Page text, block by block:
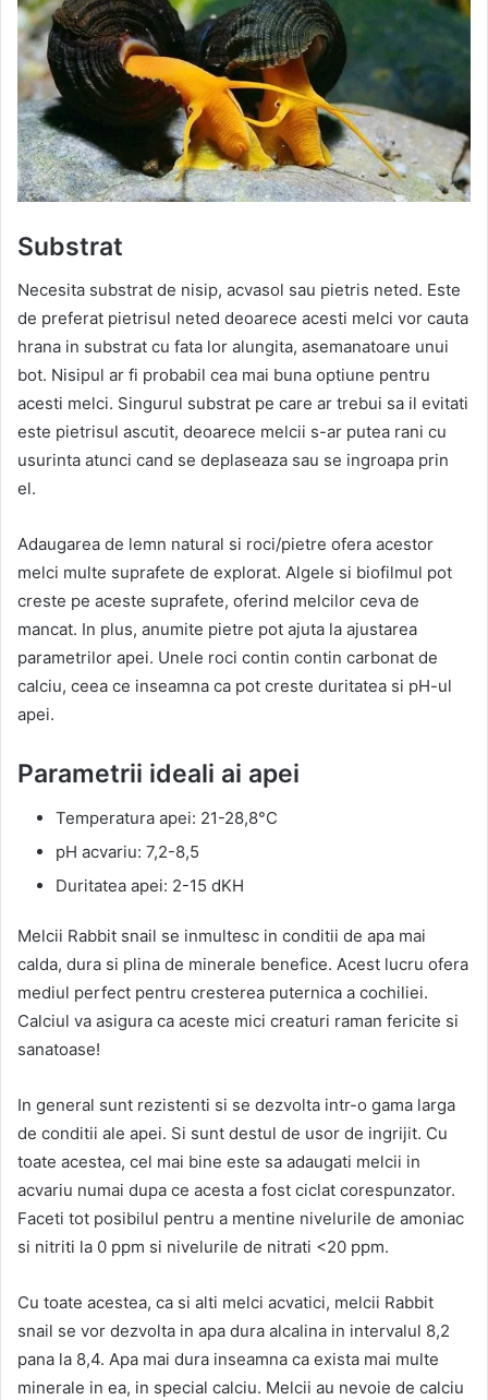
Substrat
Necesita substrat de nisip, acvasol sau pietris neted. Este
de preferat pietrisul neted deoarece acesti melci vor cauta
hrana in substrat cu fata lor alungita, asemanatoare unui
bot. Nisipul ar fi probabil cea mai buna optiune pentru
acesti melci. Singurul substrat pe care ar trebui sa il evitati
este pietrisul ascutit, deoarece melcii s-ar putea rani cu
usurinta atunci cand se deplaseaza sau se ingroapa prin
el.
Adaugarea de lemn natural si roci/pietre ofera acestor
melci multe suprafete de explorat. Algele si biofilmul pot
creste pe aceste suprafete, oferind melcilor ceva de
mancat. In plus, anumite pietre pot ajuta la ajustarea
parametrilor apei. Unele roci contin contin carbonat de
calciu, ceea ce inseamna ca pot creste duritatea si pH-ul
apei.
Parametrii ideali ai apei
Temperatura apei: 21-28,8°C
pH acvariu: 7,2-8,5
Duritatea apei: 2-15 dKH
Melcii Rabbit snail se inmultesc in conditii de apa mai
calda, dura si plina de minerale benefice. Acest lucru ofera
mediul perfect pentru cresterea puternica a cochiliei.
Calciul va asigura ca aceste mici creaturi raman fericite si
sanatoase!
In general sunt rezistenti si se dezvolta intr-o gama larga
de conditii ale apei. Si sunt destul de usor de ingrijit. Cu
toate acestea, cel mai bine este sa adaugati melcii in
acvariu numai dupa ce acesta a fost ciclat corespunzator.
Faceti tot posibilul pentru a mentine nivelurile de amoniac
si nitriti la 0 ppm si nivelurile de nitrati <20 ppm.
Cu toate acestea, ca si alti melci acvatici, melcii Rabbit
snail se vor dezvolta in apa dura alcalina in intervalul 8,2
pana la 8,4. Apa mai dura inseamna ca exista mai multe
minerale in ea, in special calciu. Melcii au nevoie de calciu